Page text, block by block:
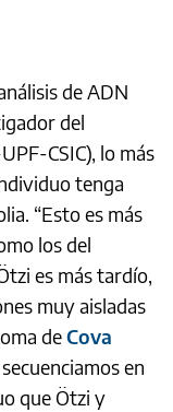
de ADN
del
CSIC), lo más
tenga
“Esto es más
los del
es más tardío,
muy aisladas
deCova
en
que Ötzi y